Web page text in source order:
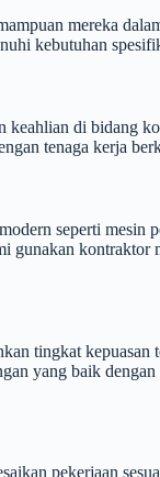
mereka
kebutuhan
di bidang
tenaga kerja
seperti mesin
gunakan
tingkat
yang baik
pekerjaan